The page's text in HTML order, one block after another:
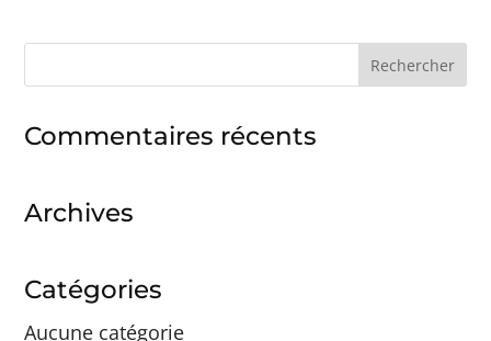
Commentaires récents
Archives
Catégories
Aucune catégorie